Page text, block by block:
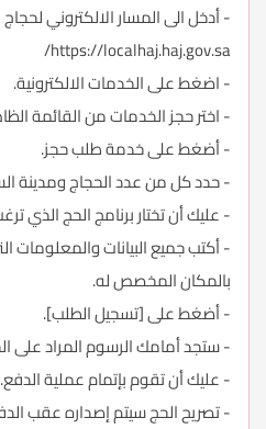
- أدخل الى المسار الالكتروني
https://localhaj.haj.gov.sa/
- اضغط على الخدمات الالكترونية.
- اختر حجز الخدمات من القائمة
- أضغط على خدمة طلب حجز.
- حدد كل من عدد الحجاج ومدينة
- عليك أن تختار برنامج الحج الذي
- أكتب جميع البيانات والمعلومات
بالمكان المخصص له.
- أضغط على [تسجيل الطلب].
- ستجد أمامك الرسوم المراد على
- عليك أن تقوم بإتمام عملية الدفع.
- تصريح الحج سيتم إصداره عقب